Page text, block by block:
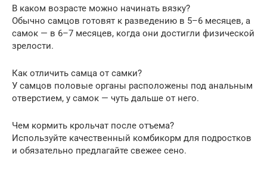
В каком возрасте можно начинать вязку?
Обычно самцов готовят к разведению в 5–6 месяцев, а
самок — в 6–7 месяцев, когда они достигли физической
зрелости.
Как отличить самца от самки?
У самцов половые органы расположены под анальным
отверстием, у самок — чуть дальше от него.
Чем кормить крольчат после отъема?
Используйте качественный комбикорм для подростков
и обязательно предлагайте свежее сено.